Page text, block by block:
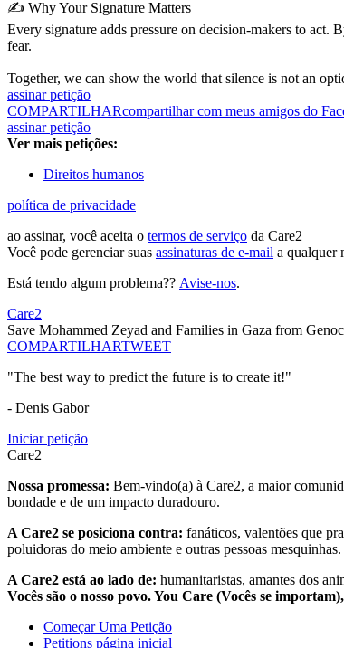
✍️ Why Your Signature Matters
Every signature adds pressure on decision-makers to
fear.
Together, we can show the world that silence is not an
assinar petição
COMPARTILHARcompartilhar com meus amigos do
assinar petição
Ver mais petições:
Direitos humanos
política de privacidade
ao assinar, você aceita o termos de serviço da Care2
Você pode gerenciar suas assinaturas de e-mail a qualquer
Está tendo algum problema?? Avise-nos.
Care2
Save Mohammed Zeyad and Families in Gaza from
COMPARTILHARTWEET
"The best way to predict the future is to create it!"
- Denis Gabor
Iniciar petição
Care2
Nossa promessa: Bem-vindo(a) à Care2, a maior
bondade e de um impacto duradouro.
A Care2 se posiciona contra: fanáticos, valentões que
poluidoras do meio ambiente e outras pessoas
A Care2 está ao lado de: humanitaristas, amantes dos
Vocês são o nosso povo. You Care (Vocês se
Começar Uma Petição
Petitions página inicial